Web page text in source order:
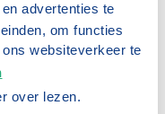
advertenties te
om functies
websiteverkeer te
over lezen.